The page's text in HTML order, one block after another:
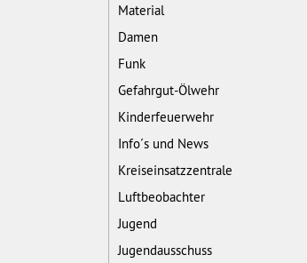
Material
Damen
Funk
Gefahrgut-Ölwehr
Kinderfeuerwehr
Info´s und News
Kreiseinsatzzentrale
Luftbeobachter
Jugend
Jugendausschuss